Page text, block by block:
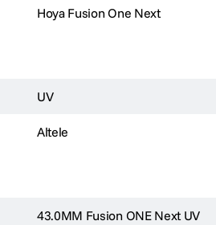
Hoya Fusion One Next
UV
Altele
43.0MM Fusion ONE Next UV